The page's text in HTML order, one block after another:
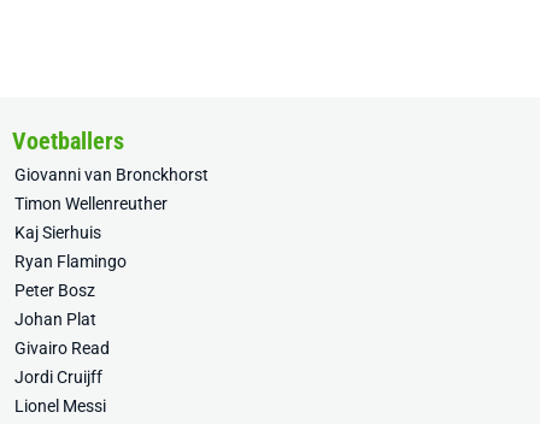
Voetballers
Giovanni van Bronckhorst
Timon Wellenreuther
Kaj Sierhuis
Ryan Flamingo
Peter Bosz
Johan Plat
Givairo Read
Jordi Cruijff
Lionel Messi